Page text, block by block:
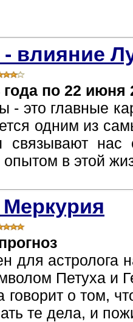
- влияние
по 22 июня
- это главные
одним из
связывают
в этой
Меркурия
для астролога
Петуха и
о том,
те дела, и